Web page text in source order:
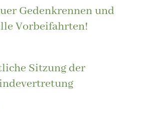
Gedenkrennen und
Vorbeifahrten!
Sitzung der